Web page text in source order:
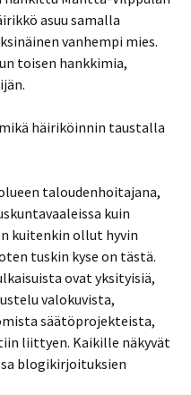
asuu samalla
vanhempi mies.
toisen hankkimia,
häiriköinnin taustalla
taloudenhoitajana,
kuin
kuitenkin ollut hyvin
tuskin kyse on tästä.
ovat yksityisiä,
valokuvista,
säätöprojekteista,
liittyen. Kaikille näkyvät
blogikirjoituksien